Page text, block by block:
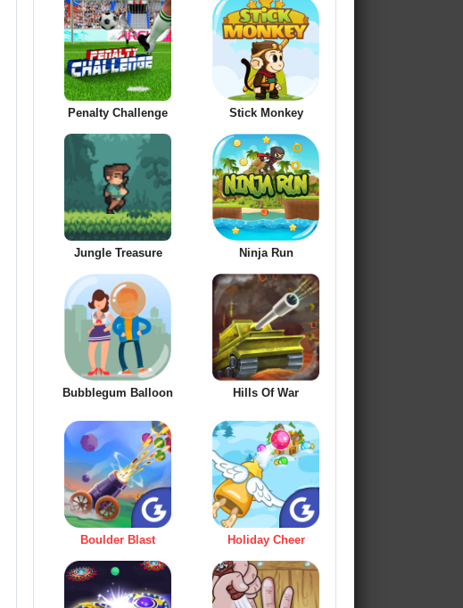
Penalty Challenge Stick Monkey
Jungle Treasure Ninja Run
Bubblegum Balloon Hills Of War
Boulder Blast Holiday Cheer